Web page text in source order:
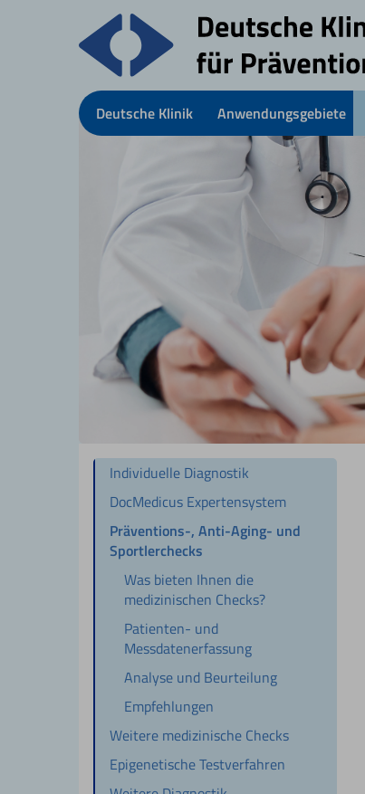
Deutsche Klinik Anwendungsgebiete
Individuelle Diagnostik
DocMedicus Expertensystem
Präventions-, Anti-Aging- und
Sportlerchecks
Was bieten Ihnen die
medizinischen Checks?
Patienten- und
Messdatenerfassung
Analyse und Beurteilung
Empfehlungen
Weitere medizinische Checks
Epigenetische Testverfahren